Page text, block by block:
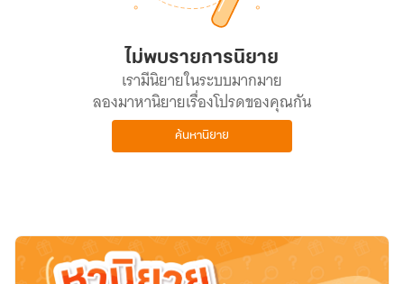
ไม่พบรายการนิยาย
เรามีนิยายในระบบมากมาย
ลองมาหานิยายเรื่องโปรดของคุณกัน
ค้นหานิยาย